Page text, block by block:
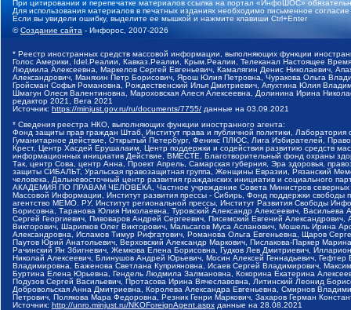
При цитировании и перепечатке материалов ссылка на портал «ИнфоШОС»
Для использования материалов в печатных изданиях необходимо письменное
Если вы увидели ошибку, выделите ее мышкой и нажмите клавиши Ctrl+Enter
©Создание сайта - Инфорос, 2007-2026
* Реестр иностранных средств массовой информации, выполняющих функции
Голос Америки, Idel.Реалии, Кавказ.Реалии, Крым.Реалии, Телеканал Настоящее
Людмила Алексеевна, Маркелов Сергей Евгеньевич, Камалягин Денис Николаевич,
Александрович, Маняхин Петр Борисович, Ярош Юлия Петровна, Чуракова Ольга
Гройсман Софья Романовна, Рождественский Илья Дмитриевич, Апухтина Юлия
Шмагун Олеся Валентиновна, Мароховская Алеся Алексеевна, Долинина Ирина
редактор 2021, Вега 2021
Источник: https://minjust.gov.ru/ru/documents/7755/ данные на 03.09.2021
* Сведения реестра НКО, выполняющих функции иностранного агента:
Фонд защиты прав граждан Штаб, Институт права и публичной политики,
Гуманитарное действие, Открытый Петербург, Феникс ПЛЮС, Лига Избирателей,
Крест, Центр Хасдей Ерушалаим, Центр поддержки и содействия развитию средств
информационных инициатив Действие, ВМЕСТЕ, Благотворительный фонд охраны
Так, центр Сова, центр Анна, Проект Апрель, Самарская губерния, Эра здоровья,
защиты СИБАЛЬТ, Уральская правозащитная группа, Женщины Евразии, Рязанский
человека, Дальневосточный центр развития гражданских инициатив и социального
АКАДЕМИЯ ПО ПРАВАМ ЧЕЛОВЕКА, Частное учреждение Совета Министров северных
Массовой Информации, Институт развития прессы - Сибирь, Фонд поддержки
агентство МЕМО. РУ, Институт региональной прессы, Институт Развития Свободы
Борисовна, Таранова Юлия Николаевна, Туровский Александр Алексеевич,
Сергей Георгиевич, Пивоваров Андрей Сергеевич, Писемский Евгений
Викторович, Шарипков Олег Викторович, Мальсагов Муса Асланович, Мошель Ирина
Александровна, Исламов Тимур Рифгатович, Романова Ольга Евгеньевна, Щаров
Паутов Юрий Анатольевич, Верховский Александр Маркович, Пислакова-Паркер
Рачинский Ян Збигневич, Жемкова Елена Борисовна, Гудков Лев Дмитриевич,
Николай Алексеевич, Блинушов Андрей Юрьевич, Мосин Алексей Геннадьевич,
Владимировна, Баженова Светлана Куприяновна, Исаев Сергей Владимирович,
Буртина Елена Юрьевна, Гендель Людмила Залмановна, Кокорина Екатерина
Подузов Сергей Васильевич, Протасова Ирина Вячеславовна, Литинский Леонид
Добровольская Анна Дмитриевна, Королева Александра Евгеньевна, Смирнов
Петрович, Полякова Мара Федоровна, Резник Генри Маркович, Захаров Герман
Источник: http://unro.minjust.ru/NKOForeignAgent.aspx данные на 28.08.2021